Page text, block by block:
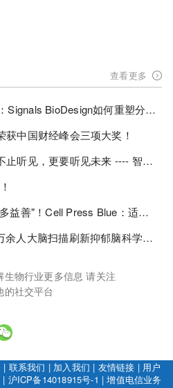
查看更多
从DNA设计到药物创新：Signals BioDesign如何重塑分子生物学研发生态！
获中国财经峰会三项大奖！
【人工耳蜗技术解读】不止听见，更要听见未来 ---- 智能耳蜗，开启人工耳蜗技术新纪元！
实锤！蛋白质真不是"多多益善"！Cell Press Blue：适度限蛋白，反而拉长健康寿命！
Nat Mental Health：两万余人大脑扫描刷新抑郁脑科学认知！抑郁不只是情绪病，视觉、运动脑区同步受损！
生物行业更多信息 请关注
的社交平台
| 联系我们 | 加入我们 | 友情链接 | 用户
| 沪ICP备14018915号-1 |增值电信业务